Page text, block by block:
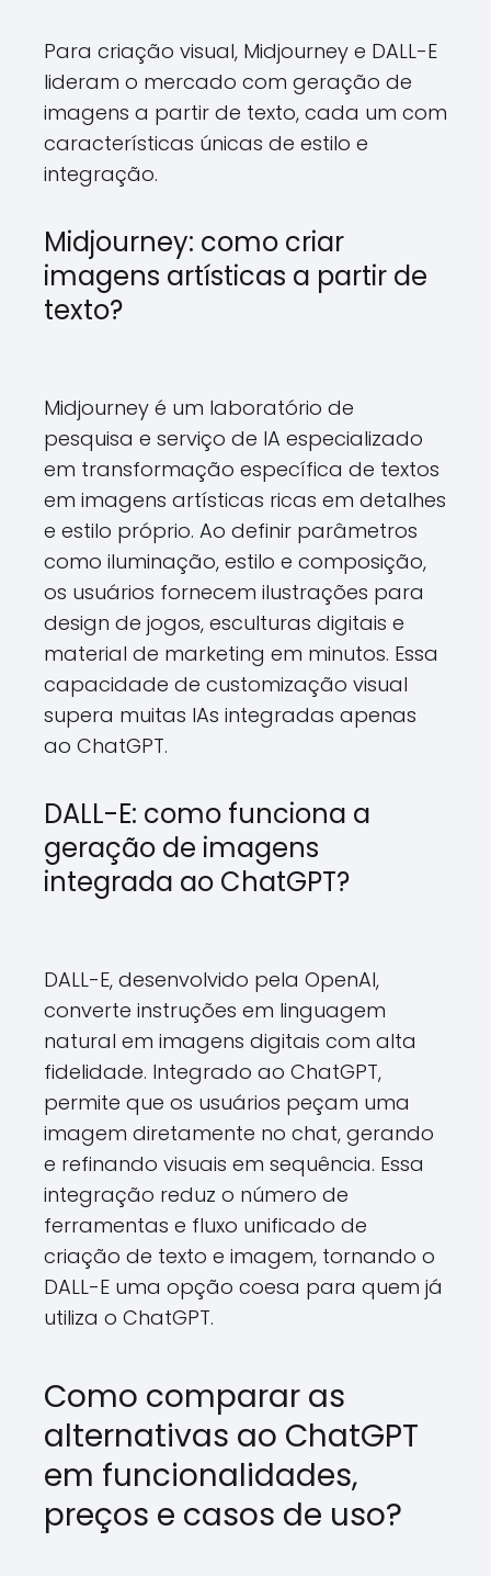
Para criação visual, Midjourney e DALL-E
lideram o mercado com geração de
imagens a partir de texto, cada um com
características únicas de estilo e
integração.
Midjourney: como criar
imagens artísticas a partir de
texto?
Midjourney é um laboratório de
pesquisa e serviço de IA especializado
em transformação específica de textos
em imagens artísticas ricas em detalhes
e estilo próprio. Ao definir parâmetros
como iluminação, estilo e composição,
os usuários fornecem ilustrações para
design de jogos, esculturas digitais e
material de marketing em minutos. Essa
capacidade de customização visual
supera muitas IAs integradas apenas
ao ChatGPT.
DALL-E: como funciona a
geração de imagens
integrada ao ChatGPT?
DALL-E, desenvolvido pela OpenAI,
converte instruções em linguagem
natural em imagens digitais com alta
fidelidade. Integrado ao ChatGPT,
permite que os usuários peçam uma
imagem diretamente no chat, gerando
e refinando visuais em sequência. Essa
integração reduz o número de
ferramentas e fluxo unificado de
criação de texto e imagem, tornando o
DALL-E uma opção coesa para quem já
utiliza o ChatGPT.
Como comparar as
alternativas ao ChatGPT
em funcionalidades,
preços e casos de uso?